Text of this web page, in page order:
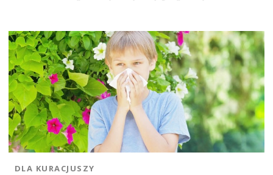
DLA KURACJUSZY